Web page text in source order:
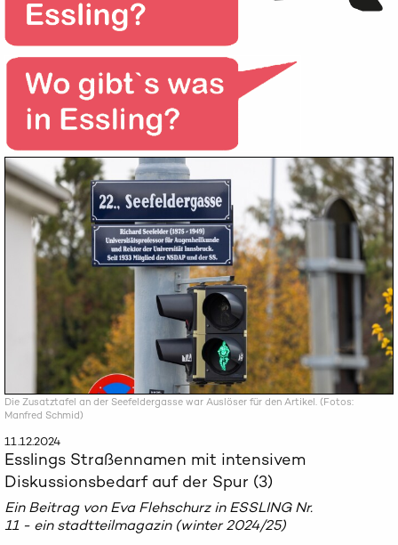
Die Zusatztafel an der Seefeldergasse war Auslöser für den Artikel. (Fotos:
Manfred Schmid)
11.12.2024
Esslings Straßennamen mit intensivem
Diskussionsbedarf auf der Spur (3)
Ein Beitrag von Eva Flehschurz in ESSLING Nr.
11 - ein stadtteilmagazin (winter 2024/25)